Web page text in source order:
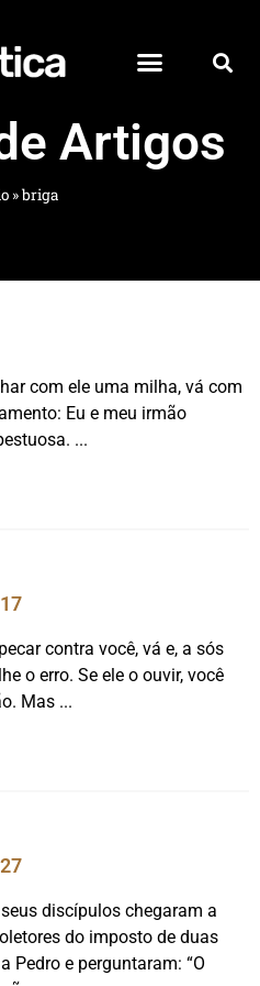
Artigos
»briga
com ele uma milha, vá com
Eu e meu irmão
contra você, vá e, a sós
o erro. Se ele o ouvir, você
Mas
discípulos chegaram a
do imposto de duas
Pedro e perguntaram: “O